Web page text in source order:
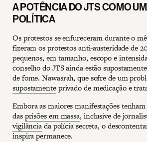
A POTÊNCIA DO JTS COMO
POLÍTICA
Os protestos se enfureceram durante o
fizeram os protestos anti-austeridade de
pequenos, em tamanho, escopo e
conselho do JTS ainda estão supostamente
de fome. Nawasrah, que sofre de um
supostamenteprivado de medicação e
Embora as maiores manifestações
dasprisões em massa, inclusive de
vigilânciada polícia secreta, o
inspira permanece.